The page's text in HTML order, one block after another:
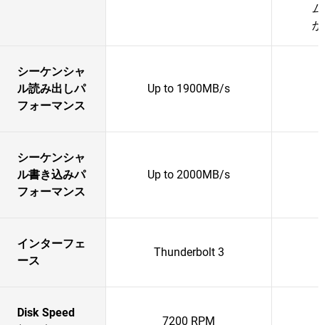
シーケンシャ
ル読み出しパ
フォーマンス
Up to 1900MB/s
シーケンシャ
ル書き込みパ
フォーマンス
Up to 2000MB/s
インターフェ
ース
Thunderbolt 3
Disk Speed
7200 RPM